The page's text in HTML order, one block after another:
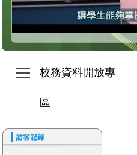
校務資料開放專
區